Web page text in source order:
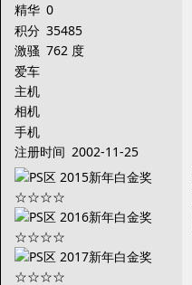
精华 0
积分 35485
激骚 762 度
爱车
主机
相机
手机
注册时间 2002-11-25